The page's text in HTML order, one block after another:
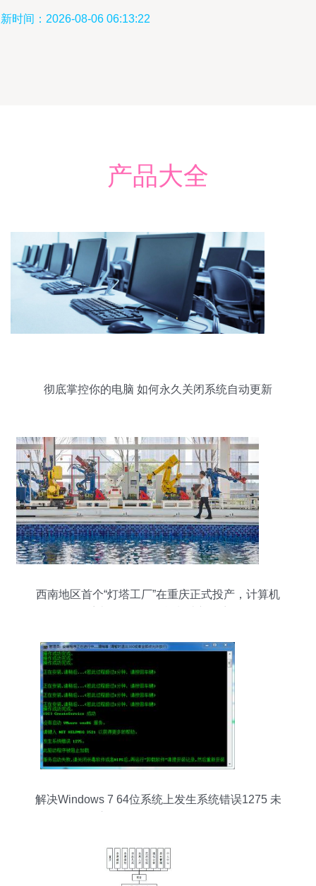
时间：2026-08-06 06:13:22
产品大全
彻底掌控你的电脑 如何永久关闭系统自动更新
西南地区首个“灯塔工厂”在重庆正式投产，计算机
解决Windows 7 64位系统上发生系统错误1275 未